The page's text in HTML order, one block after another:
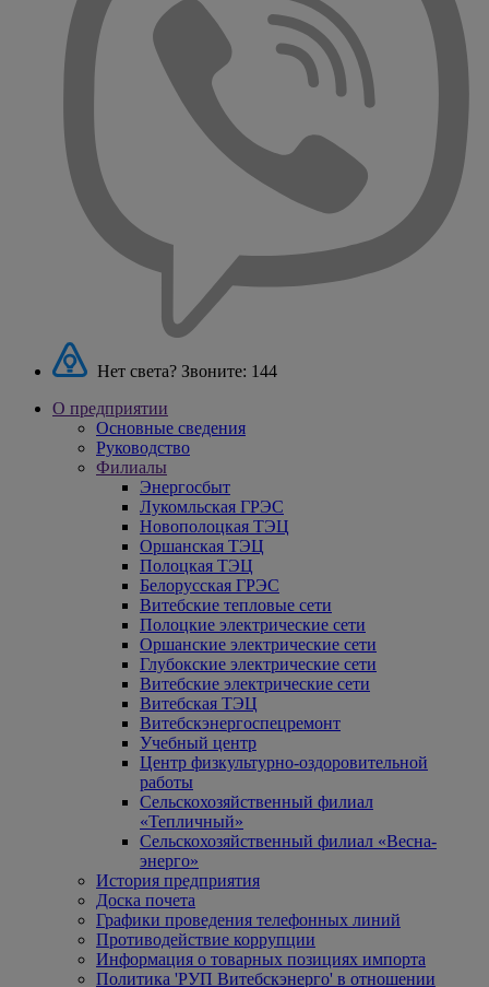
Нет света? Звоните: 144
О предприятии
Основные сведения
Руководство
Филиалы
Энергосбыт
Лукомльская ГРЭС
Новополоцкая ТЭЦ
Оршанская ТЭЦ
Полоцкая ТЭЦ
Белорусская ГРЭС
Витебские тепловые сети
Полоцкие электрические сети
Оршанские электрические сети
Глубокские электрические сети
Витебские электрические сети
Витебская ТЭЦ
Витебскэнергоспецремонт
Учебный центр
Центр физкультурно-оздоровительной
работы
Сельскохозяйственный филиал
«Тепличный»
Сельскохозяйственный филиал «Весна-
энерго»
История предприятия
Доска почета
Графики проведения телефонных линий
Противодействие коррупции
Информация о товарных позициях импорта
Политика 'РУП Витебскэнерго' в отношении